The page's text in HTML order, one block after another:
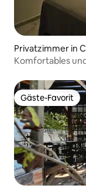
Privatzimmer in
Komfortables
Gäste-Favorit
Gäste-Favorit